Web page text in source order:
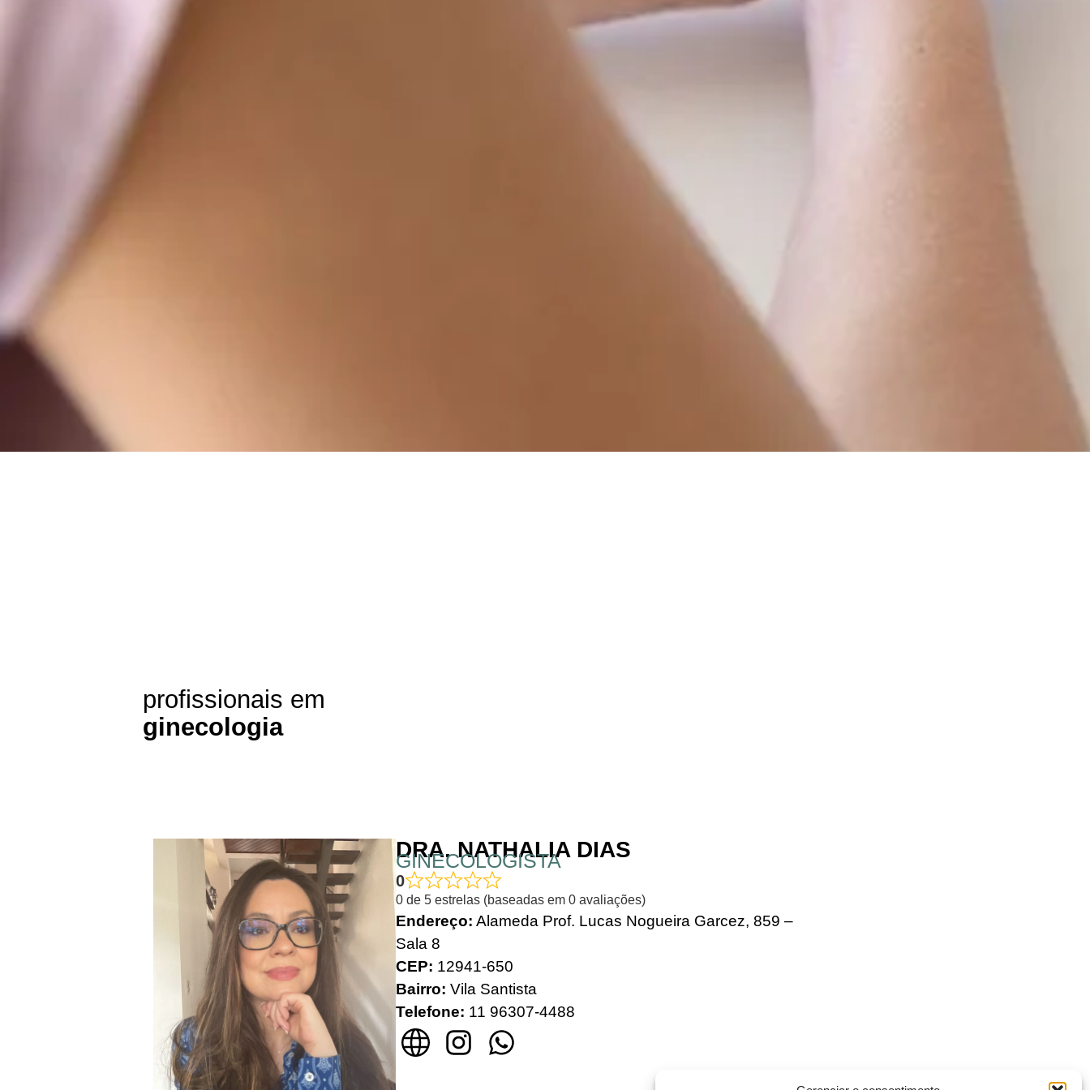
profissionais em
ginecologia
DRA. NATHALIA DIAS
GINECOLOGISTA
0
0 de 5 estrelas (baseadas em 0 avaliações)
Endereço: Alameda Prof. Lucas Nogueira Garcez, 859 –
Sala 8
CEP: 12941-650
Bairro: Vila Santista
Telefone: 11 96307-4488